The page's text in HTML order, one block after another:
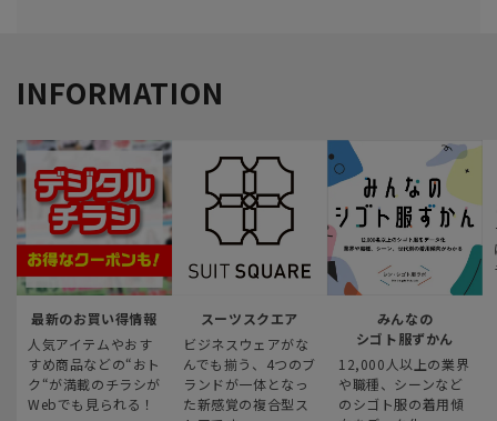
INFORMATION
最新のお買い得情報
人気アイテムやおす
すめ商品などの“おト
ク“が満載のチラシが
Webでも見られる！
スーツスクエア
ビジネスウェアがな
んでも揃う、4つのブ
ランドが一体となっ
た新感覚の複合型ス
みんなの
シゴト服ずかん
12,000人以上の業界
や職種、シーンなど
のシゴト服の着用傾